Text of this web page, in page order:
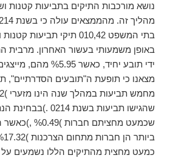
נושא מורכבות התיקים בתביעות קטנות
בתי המשפט 010,42 תיקי
באופן משמעותי בעשור האחרון. מרבית
ידי תובע יחיד, כאשר
מצאנו כי תופעת ה"תובעים הסדרתיים",
שהגישו תביעות בשנת
שכמעט מחציתם
כמעט מחצית מהתיקים הללו נשמעים על